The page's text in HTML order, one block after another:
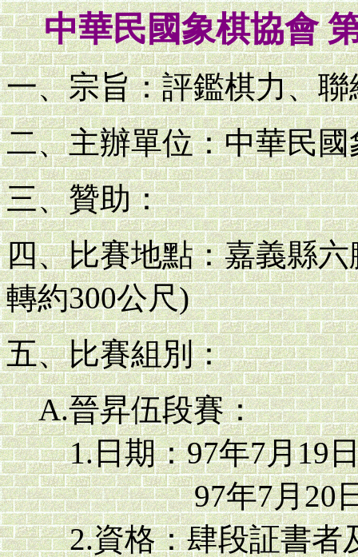
中華民國象棋協會
一、宗旨：評鑑棋力、聯
二、主辦單位：中華民
三、贊助：
四、比賽地點：嘉義縣
轉約300公尺)
五、比賽組別：
A.晉昇伍段賽：
1.日期：97年7月19
97年7月20日(星
2.資格：肆段証書者